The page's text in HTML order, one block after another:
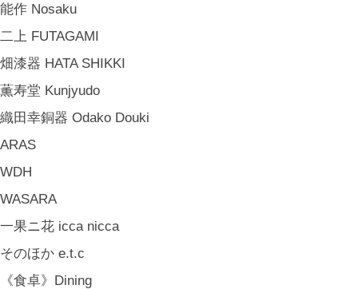
能作 Nosaku
二上 FUTAGAMI
畑漆器 HATA SHIKKI
薫寿堂 Kunjyudo
織田幸銅器 Odako Douki
ARAS
WDH
WASARA
一果ニ花 icca nicca
そのほか e.t.c
《食卓》Dining
《食品》Food
COYA. (3月中旬〜)